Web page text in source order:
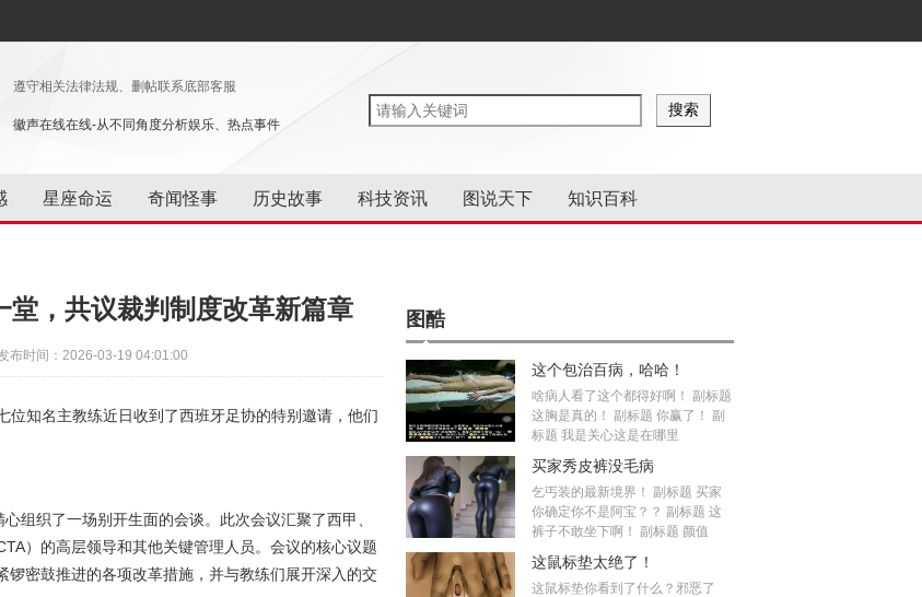
遵守相关法律法规、删帖联系底部客服
徽声在线在线-从不同角度分析娱乐、热点事件
星座命运 奇闻怪事 历史故事 科技资讯 图说天下 知识百科
堂，共议裁判制度改革新篇章
布时间：2026-03-19 04:01:00
知名主教练近日收到了西班牙足协的特别邀请，他们
组织了一场别开生面的会谈。此次会议汇聚了西甲、
）的高层领导和其他关键管理人员。会议的核心议题
密鼓推进的各项改革措施，并与教练们展开深入的交
图酷
这个包治百病，哈哈！
啥病人看了这个都得好啊！ 副标题
这胸是真的！ 副标题 你赢了！ 副
标题 我是关心这是在哪里
买家秀皮裤没毛病
乞丐装的最新境界！ 副标题 买家
你确定你不是阿宝？？ 副标题 这
裤子不敢坐下啊！ 副标题 颜值
这鼠标垫太绝了！
这鼠标垫你看到了什么？邪恶了